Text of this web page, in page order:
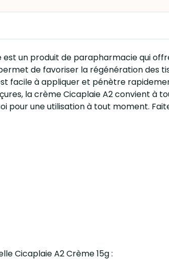
est un produit de parapharmacie qui
de favoriser la régénération des
facile à appliquer et pénètre
la crème Cicaplaie A2 convient
pour une utilisation à tout moment.
Cicaplaie A2 Crème 15g :